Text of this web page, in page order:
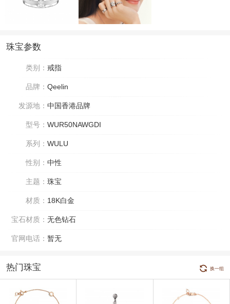
珠宝参数
类别： 戒指
品牌： Qeelin
发源地： 中国香港品牌
型号： WUR50NAWGDI
系列： WULU
性别： 中性
主题： 珠宝
材质： 18K白金
宝石材质： 无色钻石
官网电话： 暂无
热门珠宝 换一组